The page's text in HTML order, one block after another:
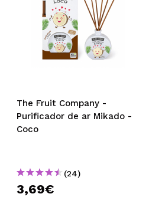
The Fruit Company -
Purificador de ar Mikado -
Coco
(24)
3,69€